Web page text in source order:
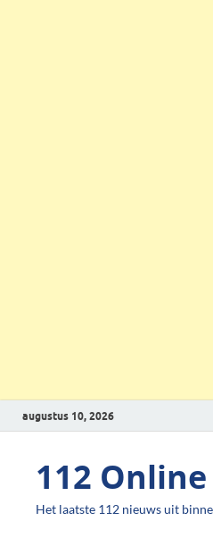
augustus 10, 2026
112 Online
Het laatste 112 nieuws uit